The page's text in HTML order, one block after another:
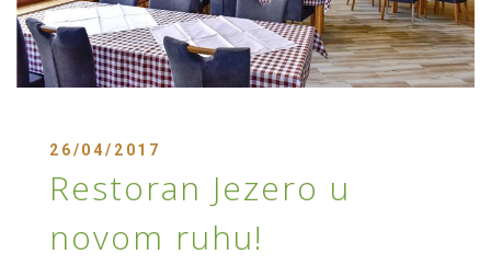
26/04/2017
Restoran Jezero u
novom ruhu!